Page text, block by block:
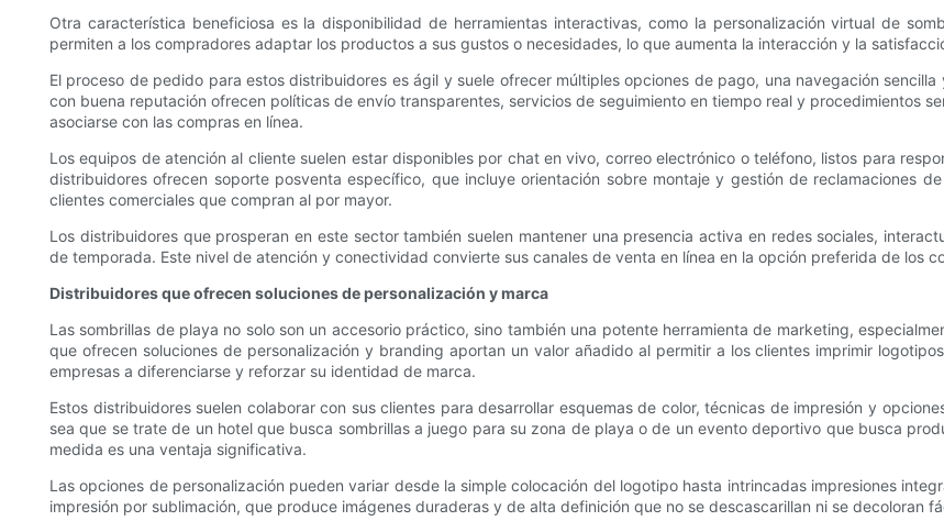
Otra característica beneficiosa es la disponibilidad de herramientas interactivas, como la personalización virtual de
permiten a los compradores adaptar los productos a sus gustos o necesidades, lo que aumenta la interacción y la
El proceso de pedido para estos distribuidores es ágil y suele ofrecer múltiples opciones de pago, una navegación
con buena reputación ofrecen políticas de envío transparentes, servicios de seguimiento en tiempo real y procedimientos
asociarse con las compras en línea.
Los equipos de atención al cliente suelen estar disponibles por chat en vivo, correo electrónico o teléfono, listos para
distribuidores ofrecen soporte posventa específico, que incluye orientación sobre montaje y gestión de reclamaciones
clientes comerciales que compran al por mayor.
Los distribuidores que prosperan en este sector también suelen mantener una presencia activa en redes sociales,
de temporada. Este nivel de atención y conectividad convierte sus canales de venta en línea en la opción preferida de los
Distribuidores que ofrecen soluciones de personalización y marca
Las sombrillas de playa no solo son un accesorio práctico, sino también una potente herramienta de marketing,
que ofrecen soluciones de personalización y branding aportan un valor añadido al permitir a los clientes imprimir
empresas a diferenciarse y reforzar su identidad de marca.
Estos distribuidores suelen colaborar con sus clientes para desarrollar esquemas de color, técnicas de impresión y
sea que se trate de un hotel que busca sombrillas a juego para su zona de playa o de un evento deportivo que busca
medida es una ventaja significativa.
Las opciones de personalización pueden variar desde la simple colocación del logotipo hasta intrincadas impresiones
impresión por sublimación, que produce imágenes duraderas y de alta definición que no se descascarillan ni se decoloran